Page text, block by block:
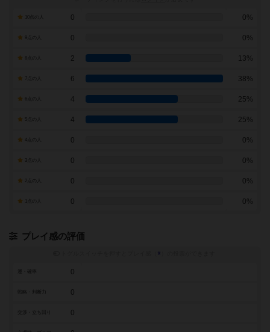
0 0%
9点の人 0 0%
2 13%
7点の人 6 38%
4 25%
4 25%
0 0%
0 0%
0 0%
0 0%
プレイ感の評価
※
0
0
交渉・立ち回り 0